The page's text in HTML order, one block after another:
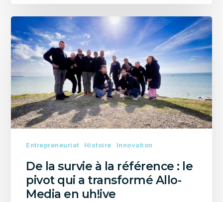
De
la
survie
à
la
référence
:
le
pivot
Allo-
Media
Entrepreneuriat Histoire Innovation
De la survie à la référence : le
pivot qui a transformé Allo-
Media en uh!ive